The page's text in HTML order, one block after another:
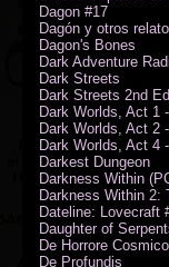
Dagon #17
Dagón y otros
Dagon's Bones
Dark Adventure
Dark Streets
Dark Streets 2nd
Dark Worlds, Act 1
Dark Worlds, Act 2
Dark Worlds, Act 4
Darkest Dungeon
Darkness Within
Darkness Within 2:
Dateline: Lovecraft
Daughter of
De Horrore Cosmico
De Profundis